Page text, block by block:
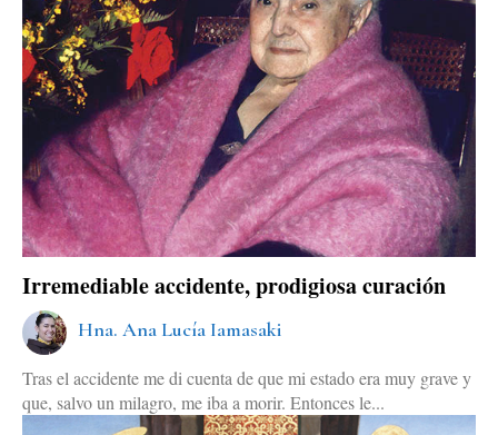
Irremediable accidente, prodigiosa curación
Hna. Ana Lucía Iamasaki
Tras el accidente me di cuenta de que mi estado era muy grave y
que, salvo un milagro, me iba a morir. Entonces le...